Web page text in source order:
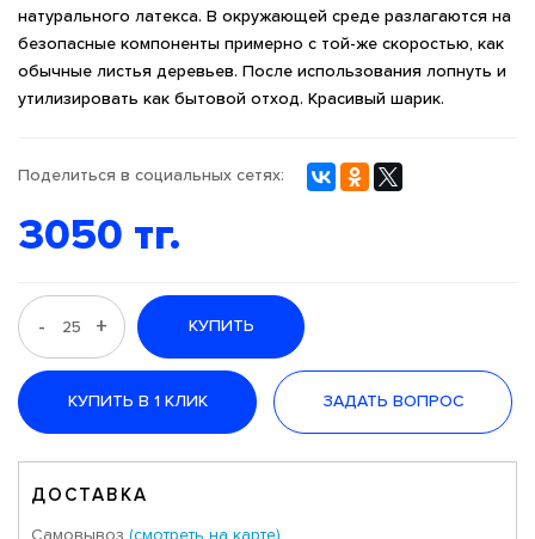
натурального латекса. В окружающей среде разлагаются на
безопасные компоненты примерно с той-же скоростью, как
обычные листья деревьев. После использования лопнуть и
утилизировать как бытовой отход. Красивый шарик.
Поделиться в социальных сетях:
3050 тг.
- + КУПИТЬ
КУПИТЬ В 1 КЛИК ЗАДАТЬ ВОПРОС
ДОСТАВКА
Самовывоз (смотреть на карте)